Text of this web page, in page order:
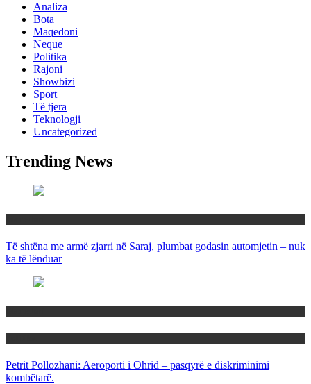
Analiza
Bota
Maqedoni
Neque
Politika
Rajoni
Showbizi
Sport
Të tjera
Teknologji
Uncategorized
Trending News
Të shtëna me armë zjarri në Saraj, plumbat godasin automjetin – nuk
ka të lënduar
Petrit Pollozhani: Aeroporti i Ohrid – pasqyrë e diskriminimi
kombëtarë.